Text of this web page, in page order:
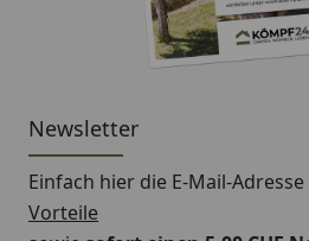
Newsletter
Einfach hier die E-Mail-
Vorteile